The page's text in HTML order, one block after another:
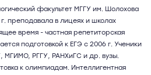
факультет МГГУ им. Шолохова
г. преподавала в лицеях и школах
время - частная репетиторская
подготовкой к ЕГЭ с 2006 г. Ученики
МГИМО, РГГУ, РАНХиГС и др. вузы.
к олимпиадам. Интеллигентная